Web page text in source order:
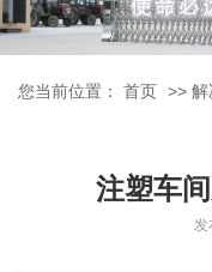
您当前位置： 首页 >> 解
注塑车
发